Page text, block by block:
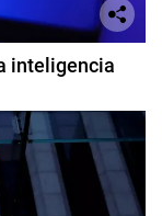
inteligencia